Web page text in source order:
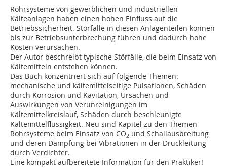
Rohrsysteme von gewerblichen und industriellen
Kälteanlagen haben einen hohen Einfluss auf die
Betriebssicherheit. Störfälle in diesen Anlagenteilen können
bis zur Betriebsunterbrechung führen und dadurch hohe
Kosten verursachen.
Der Autor beschreibt typische Störfälle, die beim Einsatz von
Kältemitteln entstehen können.
Das Buch konzentriert sich auf folgende Themen:
mechanische und kältemittelseitige Pulsationen, Schäden
durch Korrosion und Kavitation, Ursachen und
Auswirkungen von Verunreinigungen im
Kältemittelkreislauf, Schäden durch beschleunigte
Kältemittelflüssigkeit. Neu sind Kapitel zu den Themen
Rohrsysteme beim Einsatz von CO2 und Schall­ausbreitung
und deren Dämpfung bei Vibrationen in der Druckleitung
durch Verdichter.
Eine kompakt aufbereitete Information für den Praktiker!